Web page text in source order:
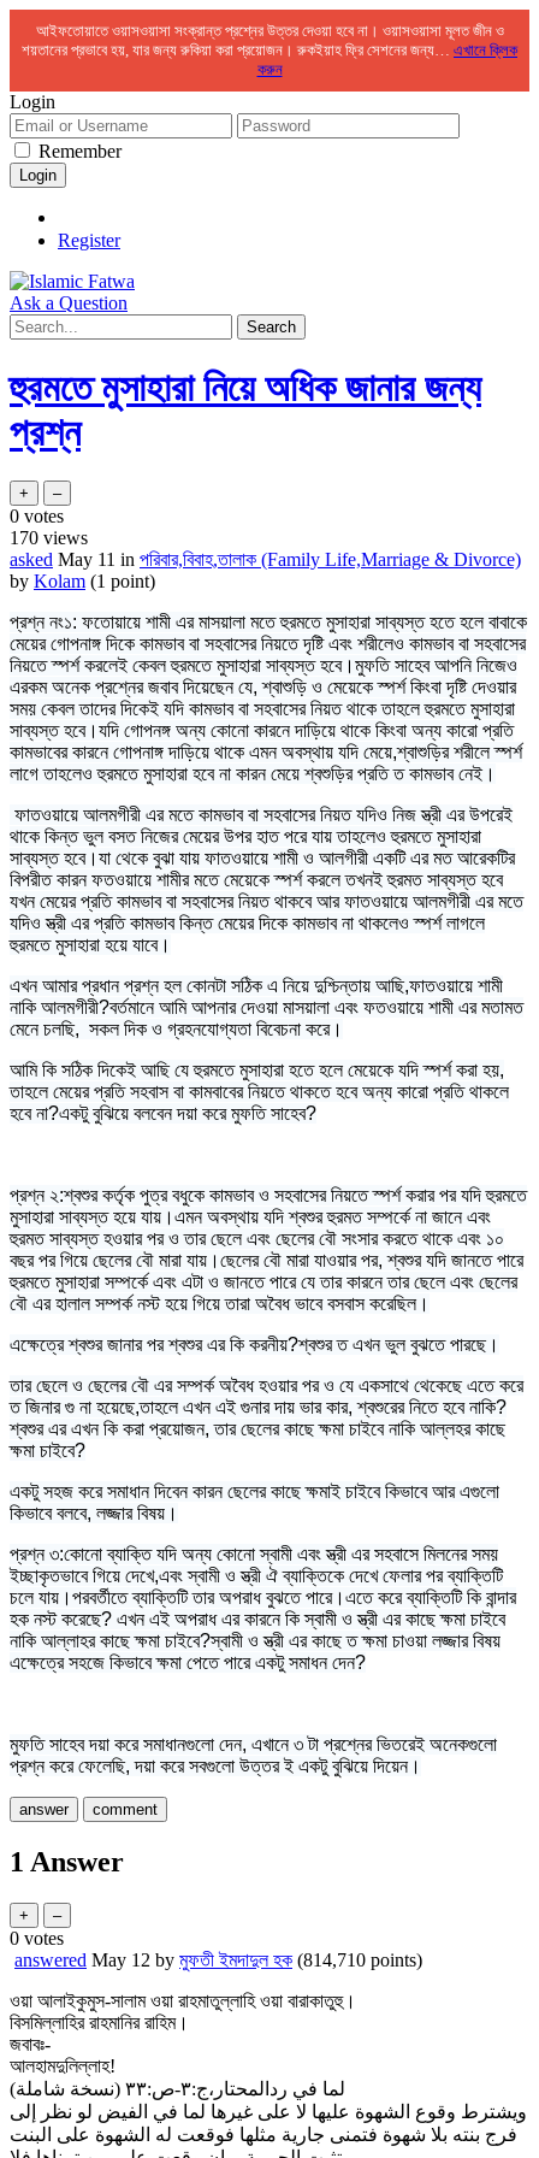
আইফতোয়াতে ওয়াসওয়াসা সংক্রান্ত প্রশ্নের উত্তর দেওয়া হবে না। ওয়াসওয়াসা মূলত জীন ও
শয়তানের প্রভাবে হয়, যার জন্য রুকিয়া করা প্রয়োজন। রুকইয়াহ ফ্রি সেশনের জন্য… এখানে ক্লিক
করুন
Login
Remember
Register
Ask a Question
হুরমতে মুসাহারা নিয়ে অধিক জানার জন্য
প্রশ্ন
0 votes
170 views
asked May 11 in পরিবার,বিবাহ,তালাক (Family Life,Marriage & Divorce)
by Kolam (1 point)
প্রশ্ন নং১: ফতোয়ায়ে শামী এর মাসয়ালা মতে হুরমতে মুসাহারা সাব্যস্ত হতে হলে বাবাকে
মেয়ের গোপনাঙ্গ দিকে কামভাব বা সহবাসের নিয়তে দৃষ্টি এবং শরীলেও কামভাব বা সহবাসের
নিয়তে স্পর্শ করলেই কেবল হুরমতে মুসাহারা সাব্যস্ত হবে।মুফতি সাহেব আপনি নিজেও
এরকম অনেক প্রশ্নের জবাব দিয়েছেন যে, শ্বাশুড়ি ও মেয়েকে স্পর্শ কিংবা দৃষ্টি দেওয়ার
সময় কেবল তাদের দিকেই যদি কামভাব বা সহবাসের নিয়ত থাকে তাহলে হুরমতে মুসাহারা
সাব্যস্ত হবে।যদি গোপনঙ্গ অন্য কোনো কারনে দাড়িয়ে থাকে কিংবা অন্য কারো প্রতি
কামভাবের কারনে গোপনাঙ্গ দাড়িয়ে থাকে এমন অবস্থায় যদি মেয়ে,শ্বাশুড়ির শরীলে স্পর্শ
লাগে তাহলেও হুরমতে মুসাহারা হবে না কারন মেয়ে শ্বশুড়ির প্রতি ত কামভাব নেই।
ফাতওয়ায়ে আলমগীরী এর মতে কামভাব বা সহবাসের নিয়ত যদিও নিজ স্ত্রী এর উপরেই
থাকে কিন্ত ভুল বসত নিজের মেয়ের উপর হাত পরে যায় তাহলেও হুরমতে মুসাহারা
সাব্যস্ত হবে।যা থেকে বুঝা যায় ফাতওয়ায়ে শামী ও আলগীরী একটি এর মত আরেকটির
বিপরীত কারন ফতওয়ায়ে শামীর মতে মেয়েকে স্পর্শ করলে তখনই হুরমত সাব্যস্ত হবে
যখন মেয়ের প্রতি কামভাব বা সহবাসের নিয়ত থাকবে আর ফাতওয়ায়ে আলমগীরী এর মতে
যদিও স্ত্রী এর প্রতি কামভাব কিন্ত মেয়ের দিকে কামভাব না থাকলেও স্পর্শ লাগলে
হুরমতে মুসাহারা হয়ে যাবে।
এখন আমার প্রধান প্রশ্ন হল কোনটা সঠিক এ নিয়ে দুশ্চিন্তায় আছি,ফাতওয়ায়ে শামী
নাকি আলমগীরী?বর্তমানে আমি আপনার দেওয়া মাসয়ালা এবং ফতওয়ায়ে শামী এর মতামত
মেনে চলছি, সকল দিক ও গ্রহনযোগ্যতা বিবেচনা করে।
আমি কি সঠিক দিকেই আছি যে হুরমতে মুসাহারা হতে হলে মেয়েকে যদি স্পর্শ করা হয়,
তাহলে মেয়ের প্রতি সহবাস বা কামবাবের নিয়তে থাকতে হবে অন্য কারো প্রতি থাকলে
হবে না?একটু বুঝিয়ে বলবেন দয়া করে মুফতি সাহেব?
প্রশ্ন ২:শ্বশুর কর্তৃক পুত্র বধুকে কামভাব ও সহবাসের নিয়তে স্পর্শ করার পর যদি হুরমতে
মুসাহারা সাব্যস্ত হয়ে যায়।এমন অবস্থায় যদি শ্বশুর হুরমত সম্পর্কে না জানে এবং
হুরমত সাব্যস্ত হওয়ার পর ও তার ছেলে এবং ছেলের বৌ সংসার করতে থাকে এবং ১০
বছর পর গিয়ে ছেলের বৌ মারা যায়।ছেলের বৌ মারা যাওয়ার পর, শ্বশুর যদি জানতে পারে
হুরমতে মুসাহারা সম্পর্কে এবং এটা ও জানতে পারে যে তার কারনে তার ছেলে এবং ছেলের
বৌ এর হালাল সম্পর্ক নস্ট হয়ে গিয়ে তারা অবৈধ ভাবে বসবাস করেছিল।
এক্ষেত্রে শ্বশুর জানার পর শ্বশুর এর কি করনীয়?শ্বশুর ত এখন ভুল বুঝতে পারছে।
তার ছেলে ও ছেলের বৌ এর সম্পর্ক অবৈধ হওয়ার পর ও যে একসাথে থেকেছে এতে করে
ত জিনার গু না হয়েছে,তাহলে এখন এই গুনার দায় ভার কার, শ্বশুরের নিতে হবে নাকি?
শ্বশুর এর এখন কি করা প্রয়োজন, তার ছেলের কাছে ক্ষমা চাইবে নাকি আল্লহর কাছে
ক্ষমা চাইবে?
একটু সহজ করে সমাধান দিবেন কারন ছেলের কাছে ক্ষমাই চাইবে কিভাবে আর এগুলো
কিভাবে বলবে, লজ্জার বিষয়।
প্রশ্ন ৩:কোনো ব্যাক্তি যদি অন্য কোনো স্বামী এবং স্ত্রী এর সহবাসে মিলনের সময়
ইচ্ছাকৃতভাবে গিয়ে দেখে,এবং স্বামী ও স্ত্রী ঐ ব্যাক্তিকে দেখে ফেলার পর ব্যাক্তিটি
চলে যায়।পরবর্তীতে ব্যাক্তিটি তার অপরাধ বুঝতে পারে।এতে করে ব্যাক্তিটি কি বান্দার
হক নস্ট করেছে? এখন এই অপরাধ এর কারনে কি স্বামী ও স্ত্রী এর কাছে ক্ষমা চাইবে
নাকি আল্লাহর কাছে ক্ষমা চাইবে?স্বামী ও স্ত্রী এর কাছে ত ক্ষমা চাওয়া লজ্জার বিষয়
এক্ষেত্রে সহজে কিভাবে ক্ষমা পেতে পারে একটু সমাধন দেন?
মুফতি সাহেব দয়া করে সমাধানগুলো দেন, এখানে ৩ টা প্রশ্নের ভিতরেই অনেকগুলো
প্রশ্ন করে ফেলেছি, দয়া করে সবগুলো উত্তর ই একটু বুঝিয়ে দিয়েন।
1 Answer
0 votes
answered May 12 by মুফতী ইমদাদুল হক (814,710 points)
ওয়া আলাইকুমুস-সালাম ওয়া রাহমাতুল্লাহি ওয়া বারাকাতুহু।
বিসমিল্লাহির রাহমানির রাহিম।
জবাবঃ-
আলহামদুলিল্লাহ!
لما في ردالمحتار،ج:٣-ص:٣٣ (نسخة شاملة)
ويشترط وقوع الشهوة عليها لا على غيرها لما في الفيض لو نظر إلى
فرج بنته بلا شهوة فتمنى جارية مثلها فوقعت له الشهوة على البنت